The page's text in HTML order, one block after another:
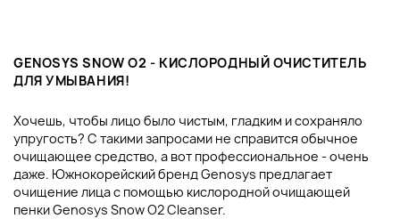
GENOSYS SNOW O2 - КИСЛОРОДНЫЙ ОЧИСТИТЕЛЬ
ДЛЯ УМЫВАНИЯ!
Хочешь, чтобы лицо было чистым, гладким и сохраняло
упругость? С такими запросами не справится обычное
очищающее средство, а вот профессиональное - очень
даже. Южнокорейский бренд Genosys предлагает
очищение лица с помощью кислородной очищающей
пенки Genosys Snow O2 Cleanser.